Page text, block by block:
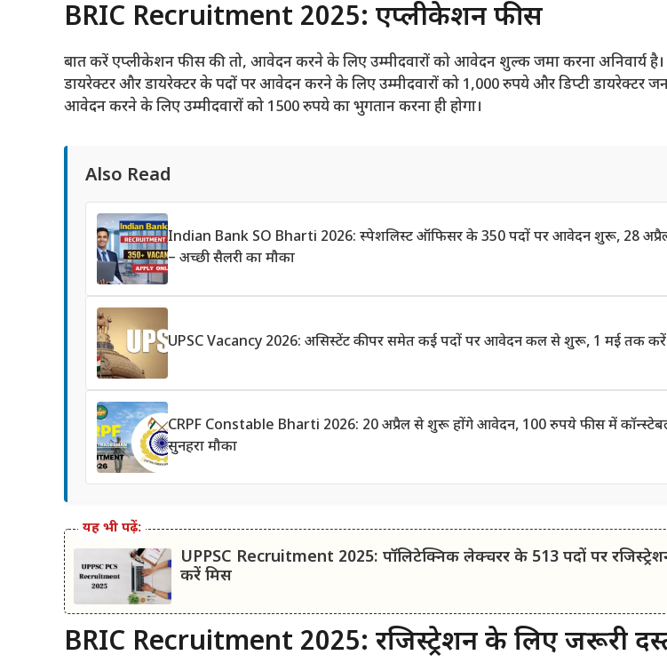
BRIC Recruitment 2025: एप्लीकेशन फीस
बात करें एप्लीकेशन फीस की तो, आवेदन करने के लिए उम्मीदवारों को आवेदन शुल्क जमा करना अनिवार्य है।
डायरेक्टर और डायरेक्टर के पदों पर आवेदन करने के लिए उम्मीदवारों को 1,000 रुपये और डिप्टी डायरेक्टर
आवेदन करने के लिए उम्मीदवारों को 1500 रुपये का भुगतान करना ही होगा।
Also Read
Indian Bank SO Bharti 2026: स्पेशलिस्ट ऑफिसर के 350 पदों पर आवेदन शुरू, 28
– अच्छी सैलरी का मौका
UPSC Vacancy 2026: असिस्टेंट कीपर समेत कई पदों पर आवेदन कल से शुरू, 1 मई तक करें
CRPF Constable Bharti 2026: 20 अप्रैल से शुरू होंगे आवेदन, 100 रुपये फीस में
सुनहरा मौका
यह भी पढ़ें:
UPPSC Recruitment 2025: पॉलिटेक्निक लेक्चरर के 513 पदों पर
करें मिस
BRIC Recruitment 2025: रजिस्ट्रेशन के लिए जरूरी